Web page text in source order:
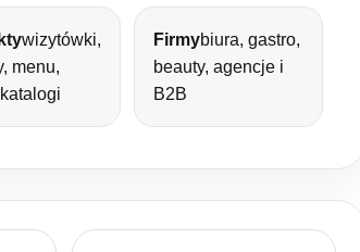
wizytówki,
menu,
Firmybiura, gastro,
beauty, agencje i
B2B